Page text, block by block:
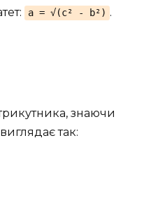
a = √(c² - b²) .
знаючи
так: